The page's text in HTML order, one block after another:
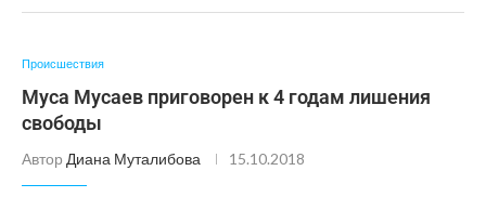
Происшествия
Муса Мусаев приговорен к 4 годам лишения
свободы
Автор Диана Муталибова 15.10.2018